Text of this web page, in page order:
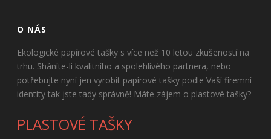
O NÁS
Ekologické papírové tašky s více než 10 letou zkušeností na
trhu. Sháníte-li kvalitního a spolehlivého partnera, nebo
potřebujte nyní jen vyrobit papírové tašky podle Vaší firemní
identity tak jste tady správně! Máte zájem o plastové tašky?
PLASTOVÉ TAŠKY